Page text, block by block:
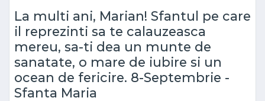
La multi ani, Marian! Sfantul pe care
il reprezinti sa te calauzeasca
mereu, sa-ti dea un munte de
sanatate, o mare de iubire si un
ocean de fericire. 8-Septembrie -
Sfanta Maria